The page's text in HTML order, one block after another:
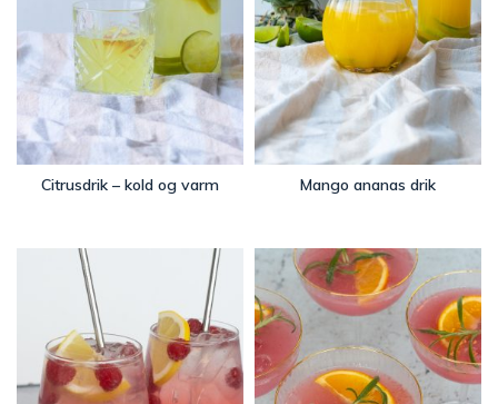
Citrusdrik – kold og varm Mango ananas drik